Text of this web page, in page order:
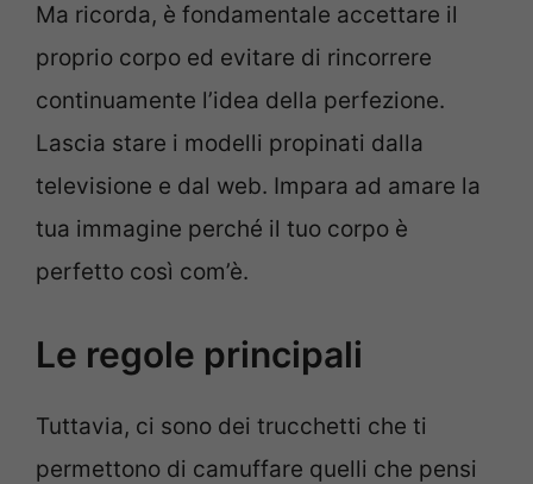
Ma ricorda, è fondamentale accettare il
proprio corpo ed evitare di rincorrere
continuamente l’idea della perfezione.
Lascia stare i modelli propinati dalla
televisione e dal web. Impara ad amare la
tua immagine perché il tuo corpo è
perfetto così com’è.
Le regole principali
Tuttavia, ci sono dei trucchetti che ti
permettono di camuffare quelli che pensi